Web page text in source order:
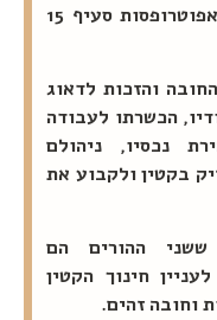
הנה, בחוק הכשרות המשפטית והאפוטרופסות סעיף 15
והזכות לדאוג
הכשרתו לעבודה
נכסיו, ניהולם
בקטין ולקבוע את
ההורים הם
חינוך הקטין
וחובה זהים.